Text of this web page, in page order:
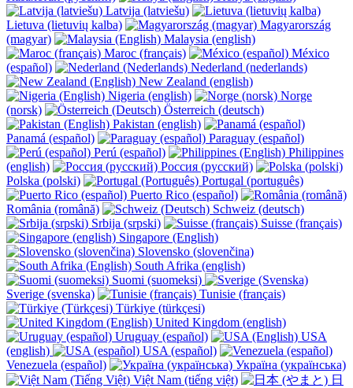
Latvija (latviešu)
Lietuva (lietuvių kalba)
Magyarország
(magyar)
Malaysia (english)
Maroc (français)
México
(español)
Nederland (nederlands)
New Zealand (english)
Nigeria (english)
Norge
(norsk)
Österreich (deutsch)
Pakistan (english)
Panamá (español)
Paraguay (español)
Perú (español)
Philippines
(english)
Россия (русский)
Polska (polski)
Portugal (português)
Puerto Rico (español)
România (română)
Schweiz (deutsch)
Srbija (srpski)
Suisse (français)
Singapore (English)
Slovensko (slovenčina)
South Afrika (english)
Suomi (suomeksi)
Sverige (svenska)
Tunisie (français)
Türkiye (türkçesi)
United Kingdom (english)
Uruguay (español)
USA
(english)
USA (español)
Venezuela (español)
Україна (українська)
Việt Nam (tiếng việt)
日